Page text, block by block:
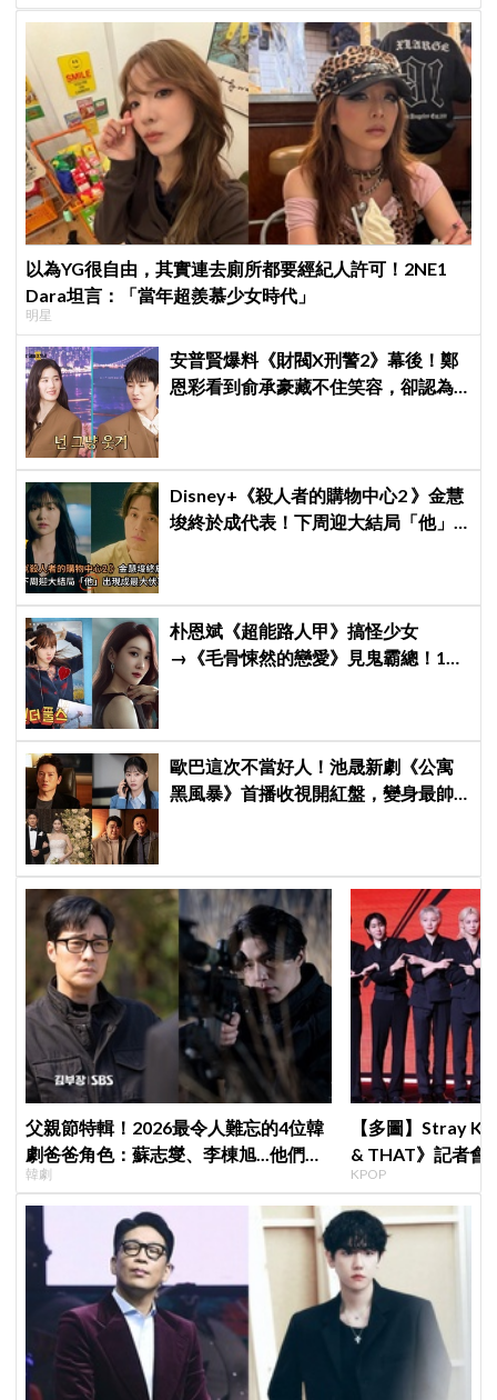
以為YG很自由，其實連去廁所都要經紀人許可！2NE1
Dara坦言：「當年超羨慕少女時代」
明星
安普賢爆料《財閥X刑警2》幕後！鄭
恩彩看到俞承豪藏不住笑容，卻認為
Disney+《殺人者的購物中心2 》金慧
埈終於成代表！下周迎大結局「他」
朴恩斌《超能路人甲》搞怪少女
→《毛骨悚然的戀愛》見鬼霸總！180
歐巴這次不當好人！池晟新劇《公寓
黑風暴》首播收視開紅盤，變身最帥
父親節特輯！2026最令人難忘的4位韓
劇爸爸角色：蘇志燮、李棟旭...他們連
命都可以不要
韓劇
【多圖】Stray
& THAT》記者會
滿自信，預告「
樂圈
KPOP